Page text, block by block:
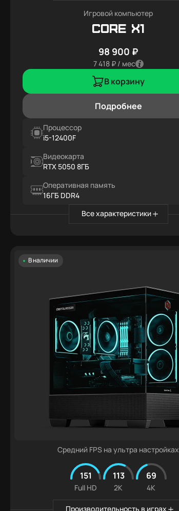
Игровой компьютер
Core X1
98 900 ₽
7 418 ₽ / мес
В корзину
Подробнее
Процессор
i5-12400F
Видеокарта
RTX 5050 8ГБ
Оперативная память
16ГБ DDR4
Все характеристики
В наличии
Средний FPS на ультра настройках
151
Full HD
113
2K
69
4K
Производительность в играх